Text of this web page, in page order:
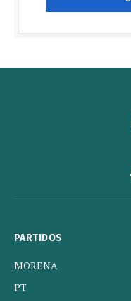
PARTIDOS
MORENA
PT